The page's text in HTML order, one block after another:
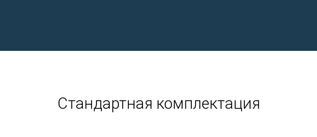
Стандартная комплектация